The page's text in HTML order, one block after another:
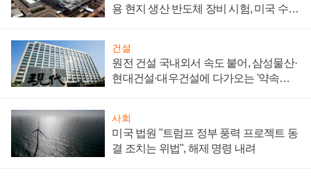
용 현지 생산 반도체 장비 시험, 미국 수출
건설
원전 건설 국내외서 속도 붙어, 삼성물산·
현대건설·대우건설에 다가오는 '약속의
사회
미국 법원 "트럼프 정부 풍력 프로젝트 동
결 조치는 위법", 해제 명령 내려